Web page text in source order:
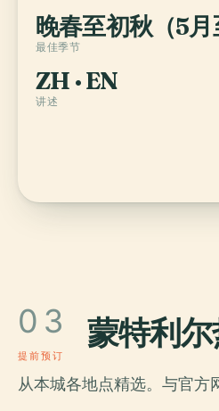
晚春至初秋（5月
最佳季节
ZH · EN
讲述
03 蒙特利
提前预订
从本城各地点精选。与官方